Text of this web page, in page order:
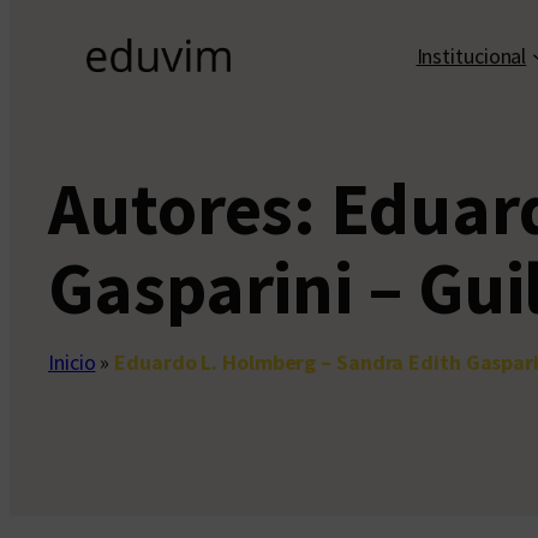
Institucional
Autores:
Gasparini –
Inicio » Eduardo L. Holmberg – Sandra Edith